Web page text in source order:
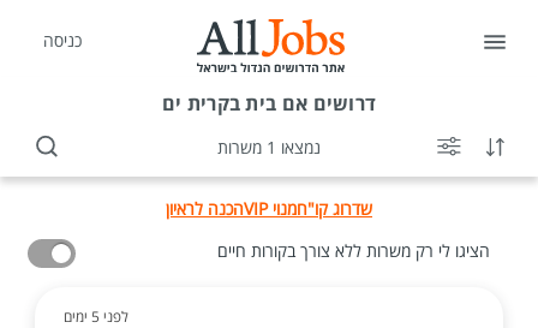
כניסה
דרושים אם בית בקרית ים
נמצאו 1 משרות
שדרוג קו"חמנוי VIP
הכנה לראיון
הציגו לי רק משרות ללא צורך בקורות חיים
לפני 5 ימים